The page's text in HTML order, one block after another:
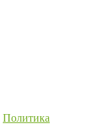
Политика